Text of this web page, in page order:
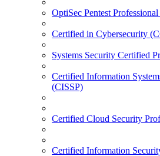
OptiSec Pentest
Certified in Cybersecurity
Systems Security Certified
Certified Information
(CISSP)
Certified Cloud Security
Certified Information